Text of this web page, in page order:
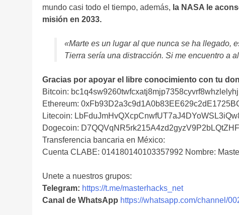
mundo casi todo el tiempo, además, la NASA le
misión en 2033.
«Marte es un lugar al que nunca se ha llegado,
Tierra sería una distracción. Si me encuentro a
Gracias por apoyar el libre conocimiento con tu
Bitcoin: bc1q4sw9260twfcxatj8mjp7358cyvrf8whzlelyhj
Ethereum:
Litecoin:
Dogecoin:
Transferencia bancaria en México:
Cuenta CLABE: 014180140103357992 Nombre:
Unete a nuestros grupos:
Telegram: https://t.me/masterhacks_net
Canal de WhatsApp https://whatsapp.com/channel/